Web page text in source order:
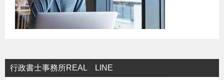
行政書士事務所REAL LINE